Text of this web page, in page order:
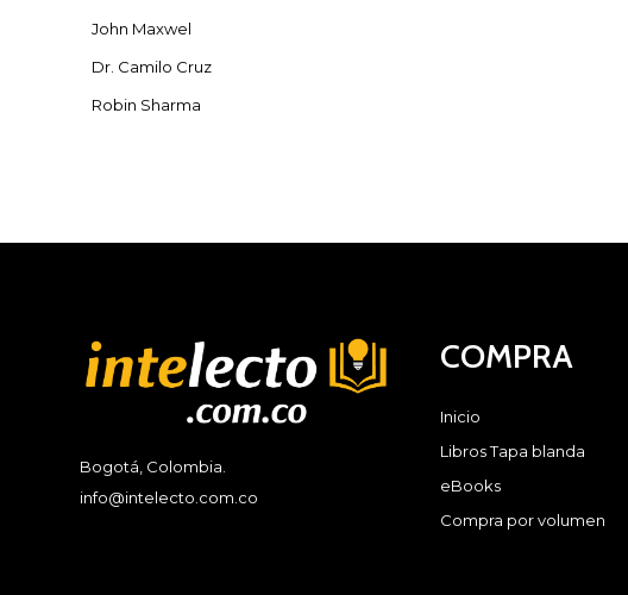
John Maxwel
Dr. Camilo Cruz
Robin Sharma
Bogotá, Colombia.
info@intelecto.com.co
COMPRA
Inicio
Libros Tapa blanda
eBooks
Compra por volumen